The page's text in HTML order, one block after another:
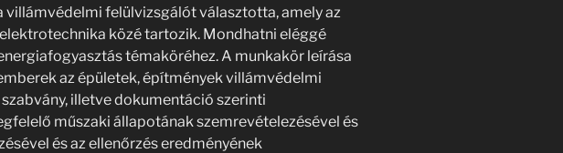
villámvédelmi felülvizsgálót választotta, amely az
közé tartozik. Mondhatni eléggé
témaköréhez. A munkakör leírása
az épületek, építmények villámvédelmi
illetve dokumentáció szerinti
műszaki állapotának szemrevételezésével és
és az ellenőrzés eredményének